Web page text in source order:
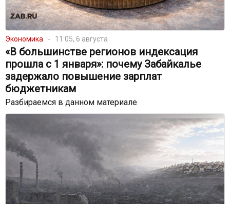
Экономика 11:05, 6 августа
«В большинстве регионов индексация
прошла с 1 января»: почему Забайкалье
задержало повышение зарплат
бюджетникам
Разбираемся в данном материале